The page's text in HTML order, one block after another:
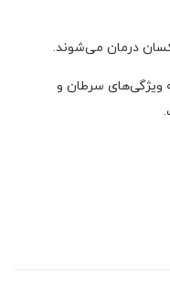
درمان می‌شوند.
ویژگی‌های سرطان و